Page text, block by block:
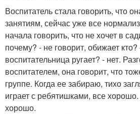
Воспитатель стала говорить, что
занятиям, сейчас уже все
начала говорить, что не хочет в
почему? - не говорит, обижает кто?
воспитательница ругает? - нет.
воспитателем, она говорит, что
группе. Когда ее забираю, тихо
играет с ребятишками, все
хорошо.